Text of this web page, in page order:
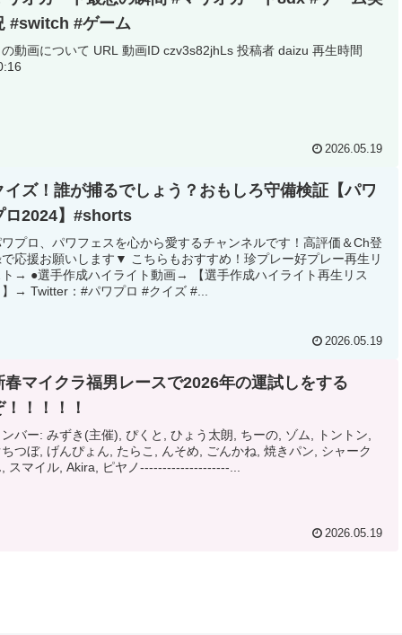
#switch #ゲーム
動画について URL 動画ID czv3s82jhLs 投稿者 daizu 再生時間
2026.05.19
イズ！誰が捕るでしょう？おもしろ守備検証【パワ
ロ2024】#shorts
プロ、パワフェスを心から愛するチャンネルです！高評価＆Ch登
応援お願いします▼ こちらもおすすめ！珍プレー好プレー再生リ
ト→ ●選手作成ハイライト動画→ 【選手作成ハイライト再生リス
】→ Twitter：#パワプロ #クイズ #...
2026.05.19
春マイクラ福男レースで2026年の運試しをする
！！！！！
バー: みずき(主催), ぴくと, ひょう太朗, ちーの, ゾム, トントン,
つぼ, げんぴょん, たらこ, んそめ, ごんかね, 焼きパン, シャーク
, スマイル, Akira, ピヤノ--------------------...
2026.05.19